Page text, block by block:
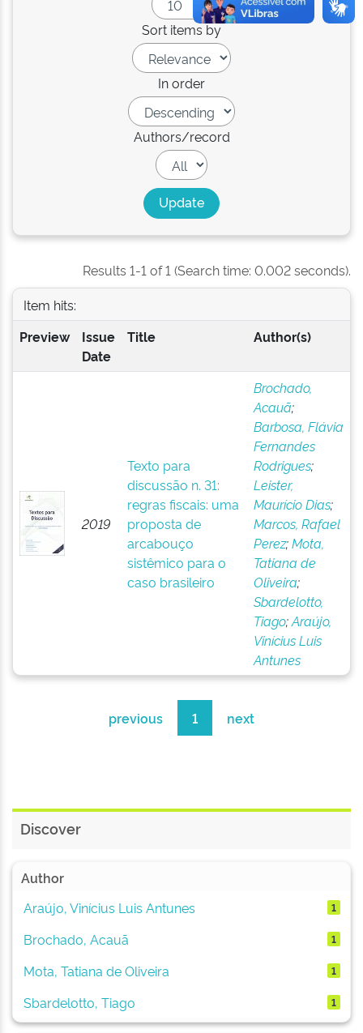
Sort items by
In order
Authors/record
Results 1-1 of 1 (Search time: 0.002 seconds).
Item hits:
Preview
Issue
Date
Title Author(s)
2019
Texto para
discussão n. 31:
regras fiscais: uma
proposta de
arcabouço
sistêmico para o
caso brasileiro
Brochado,
Acauã;
Barbosa, Flávia
Fernandes
Rodrigues;
Leister,
Maurício Dias;
Marcos, Rafael
Perez;Mota,
Tatiana de
Oliveira;
Sbardelotto,
Tiago;Araújo,
Vinícius Luis
Antunes
previous 1 next
Discover
Author
Araújo, Vinícius Luis Antunes
1
Brochado, Acauã 1
Mota, Tatiana de Oliveira 1
Sbardelotto, Tiago 1